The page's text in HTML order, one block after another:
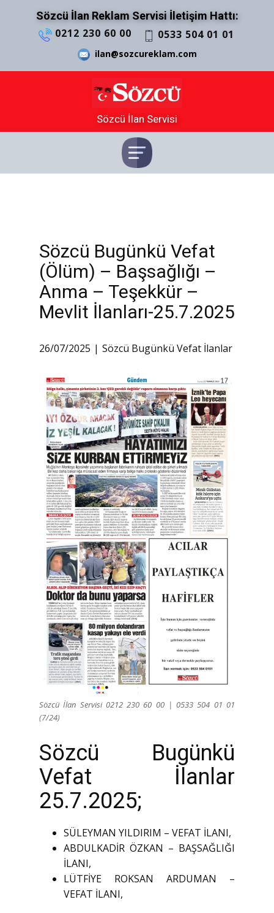
Sözcü İlan Reklam Servisi İletişim Hattı:
0212 230 60 00 0533 504 01 01
ilan@sozcureklam.com
Sözcü İlan Servisi
Sözcü Bugünkü Vefat
(Ölüm) – Başsağlığı –
Anma – Teşekkür –
Mevlit İlanları-25.7.2025
26/07/2025 Sözcü Bugünkü Vefat İlanlar
Sözcü İlan Servisi 0212 230 60 00 | 0533 504 01 01
(7/24)
Sözcü Bugünkü
Vefat İlanlar
25.7.2025;
SÜLEYMAN YILDIRIM – VEFAT İLANI,
ABDULKADİR ÖZKAN – BAŞSAĞLIĞI
İLANI,
LÜTFİYE ROKSAN ARDUMAN –
VEFAT İLANI,